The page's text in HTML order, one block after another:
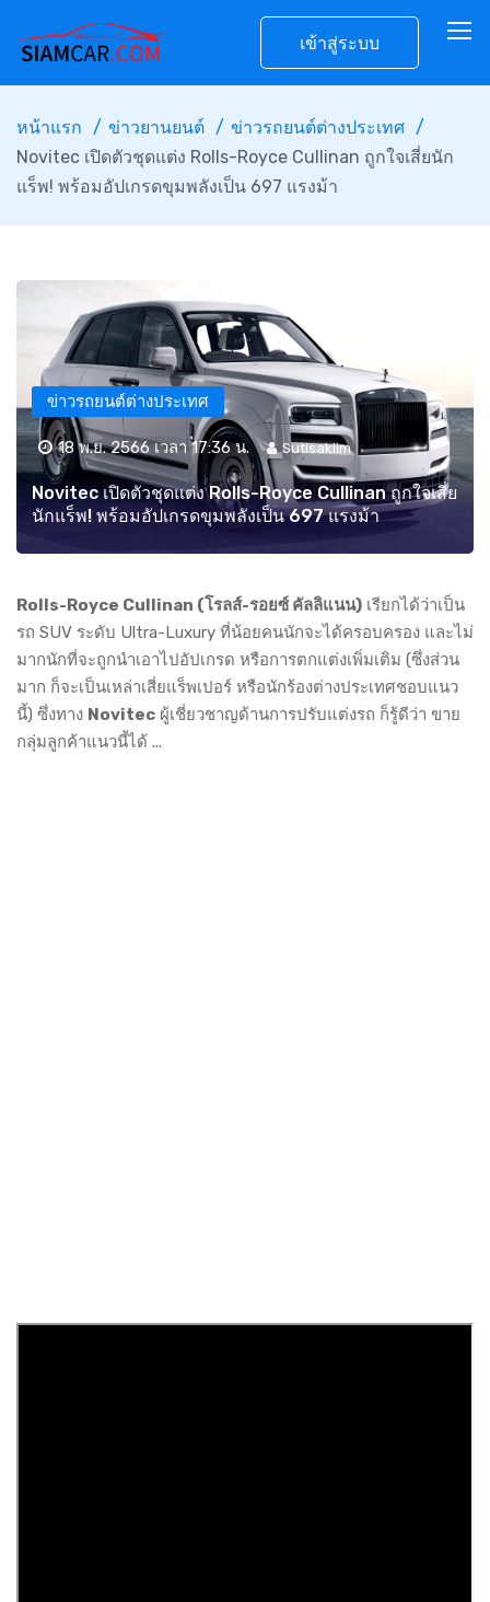
เข้าสู่ระบบ
หน้าแรก ข่าวยานยนต์
ข่าวรถยนต์ต่างประเทศ
Novitec เปิดตัวชุดแต่ง Rolls-Royce Cullinan ถูกใจเสี่ยนัก
แร็พ! พร้อมอัปเกรดขุมพลังเป็น 697 แรงม้า
ข่าวรถยนต์ต่างประเทศ
18 พ.ย. 2566 เวลา 17:36 น. Sutisaklim
Novitec เปิดตัวชุดแต่ง Rolls-Royce Cullinan ถูกใจเสี่ย
นักแร็พ! พร้อมอัปเกรดขุมพลังเป็น 697 แรงม้า
Rolls-Royce Cullinan (โรลส์-รอยซ์ คัลลิแนน) เรียกได้ว่าเป็น
รถ SUV ระดับ Ultra-Luxury ที่น้อยคนนักจะได้ครอบครอง และไม่
มากนักที่จะถูกนำเอาไปอัปเกรด หรือการตกแต่งเพิ่มเติม (ซึ่งส่วน
มาก ก็จะเป็นเหล่าเสี่ยแร็พเปอร์ หรือนักร้องต่างประเทศชอบแนว
นี้) ซึ่งทาง Novitec ผู้เชี่ยวชาญด้านการปรับแต่งรถ ก็รู้ดีว่า ขาย
กลุ่มลูกค้าแนวนี้ได้ ...